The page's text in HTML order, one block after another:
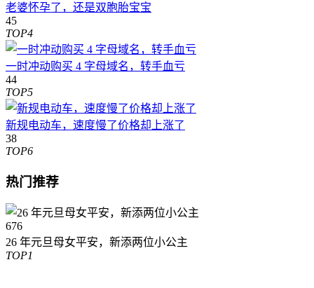
老婆怀孕了，还是双胞胎宝宝
45
TOP4
一时冲动购买 4 字母域名，转手血亏
44
TOP5
新规电动车，速度慢了价格却上涨了
38
TOP6
热门推荐
676
26 年元旦母女平安，新添两位小公主
TOP1